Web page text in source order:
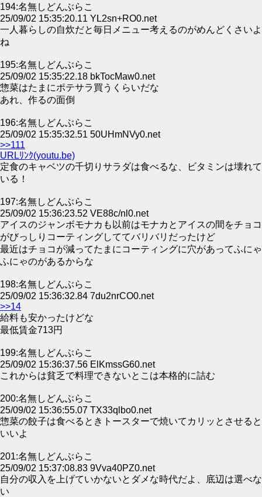
194:名無しどんぶらこ
25/09/02 15:35:20.11 YL2sn+RO0.net
一人暮らしの自炊だと毎日メニュー考えるのがめんどくさいよ
ね
195:名無しどんぶらこ
25/09/02 15:35:22.18 bkTocMaw0.net
惣菜はたまにポテサラ買うくらいだな
あれ、作るの面倒
196:名無しどんぶらこ
25/09/02 15:35:32.51 50UHmNVy0.net
>>111
URLﾘﾝｸ(youtu.be)
定食のキャベツの千切りサラダは食べるな、ビタミンは壊れて
いる！
197:名無しどんぶらこ
25/09/02 15:36:23.52 VE88c/nl0.net
アイスのジャンボモナカも以前はモナカとアイスの間をチョコ
がびっしりコーティングしててバリバリだったけど
最近はチョコが減ってたまにコーティングに穴があってふにゃ
ふにゃのがあるからな
198:名無しどんぶらこ
25/09/02 15:36:32.84 7du2nrCO0.net
>>14
給料も安かったけどな
最低賃金713円
199:名無しどんぶらこ
25/09/02 15:36:37.56 ElKmssG60.net
これからは貧乏で料理できないとこは本格的に詰む
200:名無しどんぶらこ
25/09/02 15:36:55.07 TX33qlbo0.net
惣菜の餃子は食べるときトースターで焼いてカリッとさせると
いいよ
201:名無しどんぶらこ
25/09/02 15:37:08.83 9Vva40PZ0.net
自分の収入を上げていかないとダメな時代だよ、底辺は選べな
い